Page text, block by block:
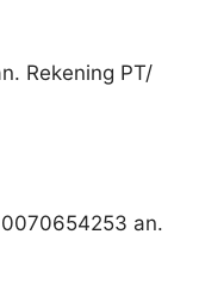
Rekening PT/
0070654253 an.